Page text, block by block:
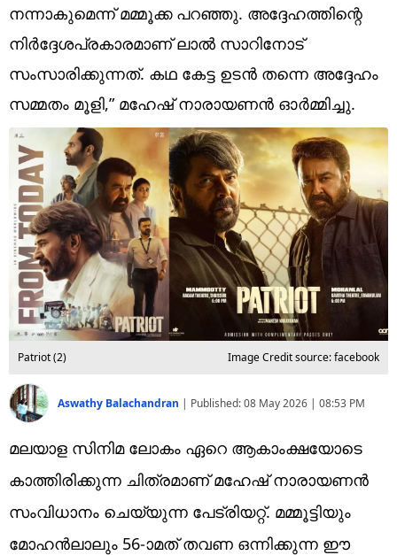
Web Story
Photo
Short Videos
നന്നാകുമെന്ന് മമ്മൂക്ക പറഞ്ഞു. അദ്ദേഹത്തിന്റെ
നിർദ്ദേശപ്രകാരമാണ് ലാൽ സാറിനോട്
സംസാരിക്കുന്നത്. കഥ കേട്ട ഉടൻ തന്നെ അദ്ദേഹം
സമ്മതം മൂളി,” മഹേഷ് നാരായണൻ ഓർമ്മിച്ചു.
Patriot (2) Image Credit source: facebook
Aswathy Balachandran | Published:08 May 2026 | 08:53 PM
മലയാള സിനിമ ലോകം ഏറെ ആകാംക്ഷയോടെ
കാത്തിരിക്കുന്ന ചിത്രമാണ് മഹേഷ് നാരായണൻ
സംവിധാനം ചെയ്യുന്ന പേട്രിയറ്റ്. മമ്മൂട്ടിയും
മോഹൻലാലും 56-ാമത് തവണ ഒന്നിക്കുന്ന ഈ